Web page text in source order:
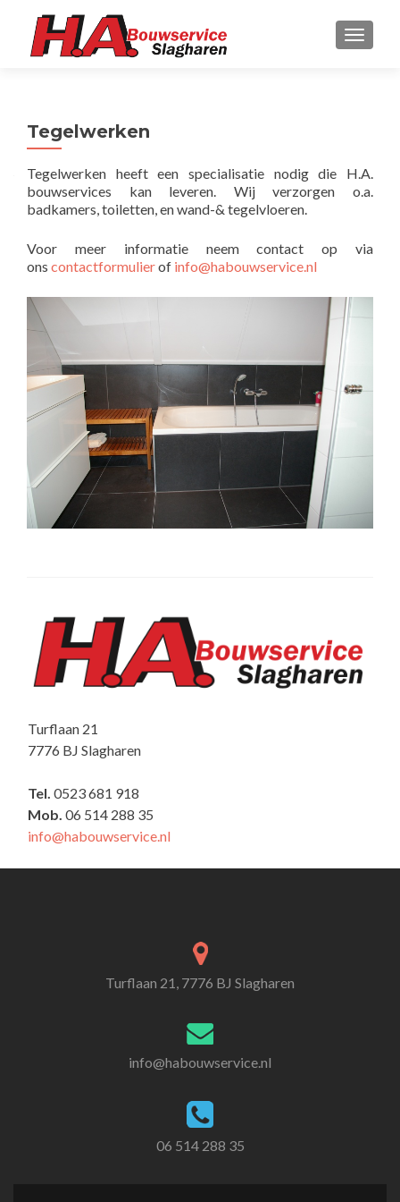
Tegelwerken
Tegelwerken heeft een specialisatie nodig die H.A.
bouwservices kan leveren. Wij verzorgen o.a.
badkamers, toiletten, en wand-& tegelvloeren.
Voor meer informatie neem contact op via
ons contactformulierof info@habouwservice.nl
Turflaan 21
7776 BJ Slagharen
Tel. 0523 681 918
Mob. 06 514 288 35
info@habouwservice.nl
Turflaan 21, 7776 BJ Slagharen
info@habouwservice.nl
06 514 288 35